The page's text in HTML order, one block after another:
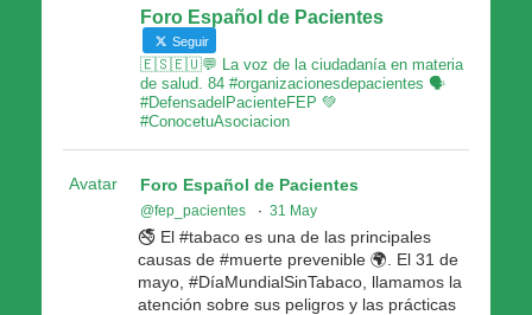
Foro Español de Pacientes
Seguir
🇪🇸🇪🇺💬 La voz de la ciudadanía en materia
de salud. 84 #organizacionesdepacientes 🗣
#DefensadelPacienteFEP 💚
#ConocetuAsociacion
Avatar Foro Español de Pacientes
@fep_pacientes · 31 May
🚭 El #tabaco es una de las principales
causas de #muerte prevenible 🌍. El 31 de
mayo, #DíaMundialSinTabaco, llamamos la
atención sobre sus peligros y las prácticas